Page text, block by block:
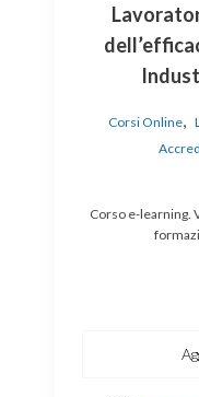
Corsi Online,
Corso e-learning.